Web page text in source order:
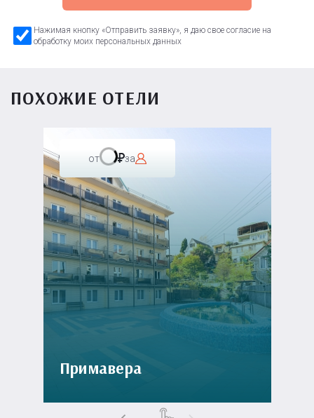
Нажимая кнопку «Отправить заявку», я даю свое согласие на
обработку моих персональных данных
ПОХОЖИЕ ОТЕЛИ
от за
Примавера